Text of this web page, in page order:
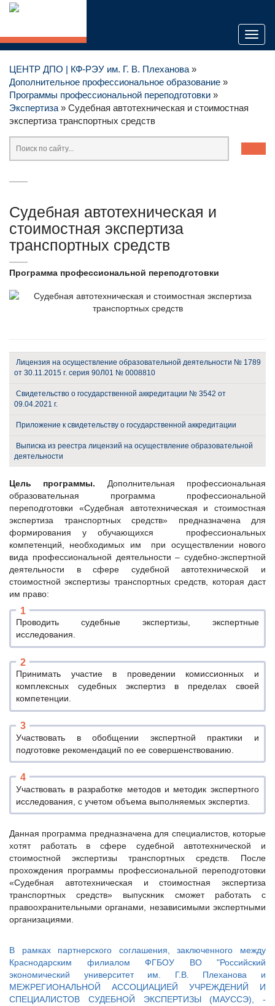
ЦЕНТР ДПО | КФ-РЭУ им. Г. В. Плеханова »
Дополнительное профессиональное образование »
Программы профессиональной переподготовки »
Экспертиза » Cудебная автотехническая и стоимостная
экспертиза транспортных средств
Cудебная автотехническая и
стоимостная экспертиза
транспортных средств
Программа профессиональной переподготовки
Лицензия на осуществление образовательной деятельности № 1789
от 30.11.2015 г. серия 90Л01 № 0008810
Свидетельство о государственной аккредитации № 3542 от
09.04.2021 г.
Приложение к свидетельству о государственной аккредитации
Выписка из реестра лицензий на осуществление образовательной
деятельности
Цель программы. Дополнительная профессиональная
образовательная программа профессиональной
переподготовки «Судебная автотехническая и стоимостная
экспертиза транспортных средств» предназначена для
формирования у обучающихся профессиональных
компетенций, необходимых им при осуществлении нового
вида профессиональной деятельности – судебно-экспертной
деятельности в сфере судебной автотехнической и
стоимостной экспертизы транспортных средств, которая даст
им право:
Проводить судебные экспертизы, экспертные
исследования.
Принимать участие в проведении комиссионных и
комплексных судебных экспертиз в пределах своей
компетенции.
Участвовать в обобщении экспертной практики и
подготовке рекомендаций по ее совершенствованию.
Участвовать в разработке методов и методик экспертного
исследования, с учетом объема выполняемых экспертиз.
Данная программа предназначена для специалистов, которые
хотят работать в сфере судебной автотехнической и
стоимостной экспертизы транспортных средств. После
прохождения программы профессиональной переподготовки
«Cудебная автотехническая и стоимостная экспертиза
транспортных средств» выпускник сможет работать с
правоохранительными органами, независимыми экспертными
организациями.
В рамках партнерского соглашения, заключенного между
Краснодарским филиалом ФГБОУ ВО "Российский
экономический университет им. Г.В. Плеханова и
МЕЖРЕГИОНАЛЬНОЙ АССОЦИАЦИЕЙ УЧРЕЖДЕНИЙ И
СПЕЦИАЛИСТОВ СУДЕБНОЙ ЭКСПЕРТИЗЫ (МАУССЭ), -